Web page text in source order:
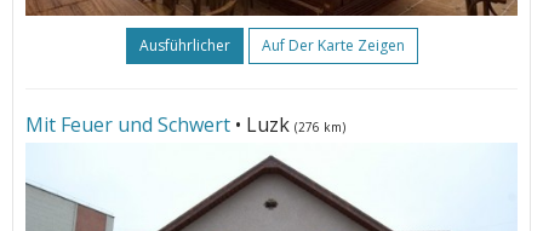
Ausführlicher Auf Der Karte Zeigen
Mit Feuer und Schwert • Luzk (276 km)